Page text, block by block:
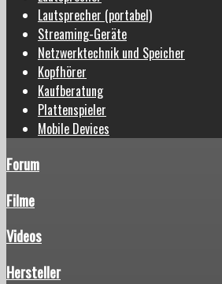
Lautsprecher (portabel)
Streaming-Geräte
Netzwerktechnik und Speicher
Kopfhörer
Kaufberatung
Plattenspieler
Mobile Devices
Forum
Filme
Videos
Hersteller